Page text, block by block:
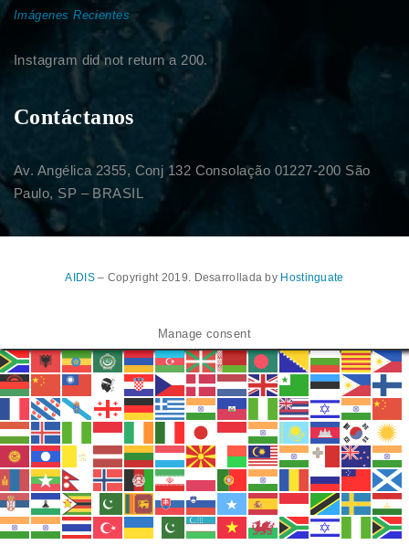
Imágenes Recientes
Instagram did not return a 200.
Contáctanos
Av. Angélica 2355, Conj 132 Consolação 01227-200 São
Paulo, SP – BRASIL
AIDIS– Copyright 2019. Desarrollada by Hostinguate
Manage consent